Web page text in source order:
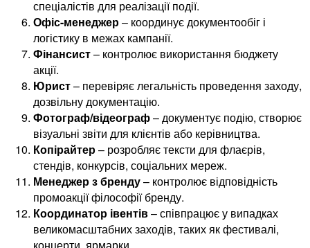
спеціалістів для реалізації події.
Офіс-менеджер– координує документообіг і
логістику в межах кампанії.
Фінансист– контролює використання бюджету
акції.
Юрист– перевіряє легальність проведення заходу,
дозвільну документацію.
Фотограф/відеограф– документує подію, створює
візуальні звіти для клієнтів або керівництва.
Копірайтер– розробляє тексти для флаєрів,
стендів, конкурсів, соціальних мереж.
Менеджер з бренду– контролює відповідність
промоакції філософії бренду.
Координатор івентів– співпрацює у випадках
великомасштабних заходів, таких як фестивалі,